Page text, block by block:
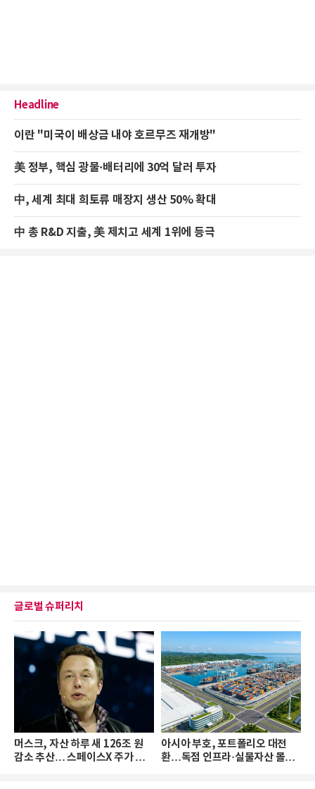
Headline
이란 "미국이 배상금 내야 호르무즈 재개방"
美 정부, 핵심 광물·배터리에 30억 달러 투자
中, 세계 최대 희토류 매장지 생산 50% 확대
中 총 R&D 지출, 美 제치고 세계 1위에 등극
글로벌 슈퍼리치
머스크, 자산 하루 새 126조 원
감소 추산… 스페이스X 주가 하
아시아 부호, 포트폴리오 대전
환…독점 인프라·실물자산 몰린